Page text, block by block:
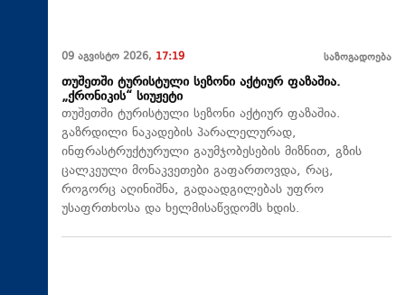
09 აგვისტო 2026, 17:19 საზოგადოება
თუშეთში ტურისტული სეზონი აქტიურ ფაზაშია.
„ქრონიკის“ სიუჟეტი
თუშეთში ტურისტული სეზონი აქტიურ ფაზაშია.
გაზრდილი ნაკადების პარალელურად,
ინფრასტრუქტურული გაუმჯობესების მიზნით, გზის
ცალკეული მონაკვეთები გაფართოვდა, რაც,
როგორც აღინიშნა, გადაადგილებას უფრო
უსაფრთხოსა და ხელმისაწვდომს ხდის.